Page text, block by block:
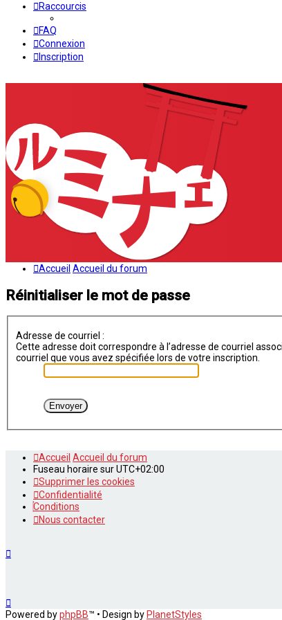
Raccourcis
FAQ
Connexion
Inscription
Accueil Accueil du forum
Réinitialiser le mot de passe
Adresse de courriel :
Cette adresse doit correspondre à l’adresse de courriel
courriel que vous avez spécifiée lors de votre inscription.
Accueil Accueil du forum
Fuseau horaire surUTC+02:00
Supprimer les cookies
Confidentialité
Conditions
Nous contacter
Powered byphpBB™ • Design by PlanetStyles